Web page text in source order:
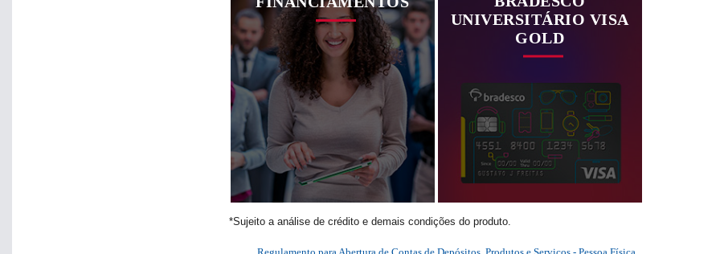
UNIVERSITÁRIO VISA
GOLD
*Sujeito a análise de crédito e demais condições do produto.